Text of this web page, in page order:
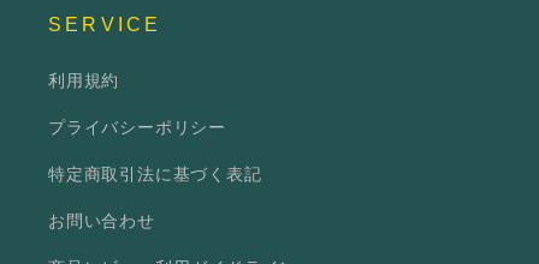
SERVICE
利用規約
プライバシーポリシー
特定商取引法に基づく表記
お問い合わせ